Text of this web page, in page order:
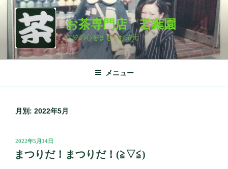
お茶専門店 若葉園
伝統の心をまもるお茶元
メニュー
月別: 2022年5月
投
稿
日:
2022年5月14日
まつりだ！まつりだ！(≧▽≦)